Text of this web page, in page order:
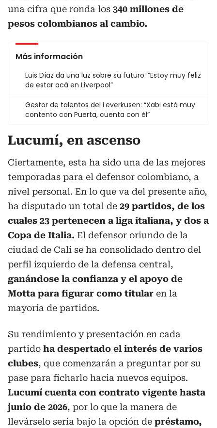
una cifra que ronda los 340 millones de
pesos colombianos al cambio.
Más información
Luis Díaz da una luz sobre su futuro: “Estoy muy feliz
de estar acá en Liverpool”
Gestor de talentos del Leverkusen: “Xabi está muy
contento con Puerta, cuenta con él”
Lucumí, en ascenso
Ciertamente, esta ha sido una de las mejores
temporadas para el defensor colombiano, a
nivel personal. En lo que va del presente año,
ha disputado un total de 29 partidos, de los
cuales 23 pertenecen a liga italiana, y dos a
Copa de Italia. El defensor oriundo de la
ciudad de Cali se ha consolidado dentro del
perfil izquierdo de la defensa central,
ganándose la confianza y el apoyo de
Motta para figurar como titular en la
mayoría de partidos.
Su rendimiento y presentación en cada
partido ha despertado el interés de varios
clubes, que comenzarán a preguntar por su
pase para ficharlo hacia nuevos equipos.
Lucumí cuenta con contrato vigente hasta
junio de 2026, por lo que la manera de
llevárselo sería bajo la opción de préstamo,